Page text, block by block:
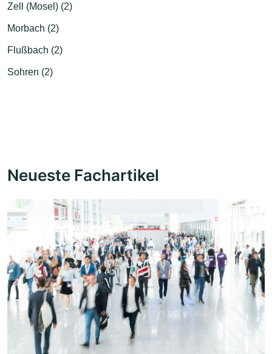
Zell (Mosel) (2)
Morbach (2)
Flußbach (2)
Sohren (2)
Neueste Fachartikel